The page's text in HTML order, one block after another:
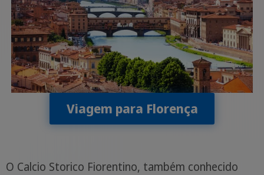
Viagem para Florença
O Calcio Storico Fiorentino, também conhecido